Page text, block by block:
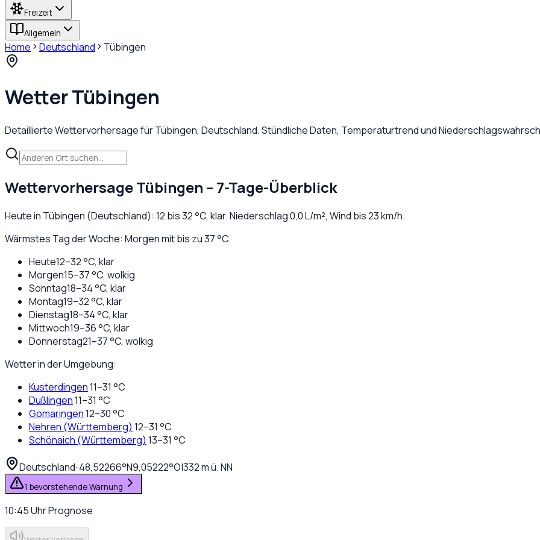
Freizeit
Allgemein
Home Deutschland Tübingen
WetterTübingen
Detaillierte Wettervorhersage fürTübingen, Deutschland. Stündliche Daten, Temperaturtrend und
WettervorhersageTübingen – 7-Tage-Überblick
Heute in Tübingen (Deutschland): 12 bis32°C, klar. Niederschlag0,0L/m², Wind bis23km/h.
Wärmstes Tag der Woche: Morgen mit bis zu 37 °C.
Heute12–32°C, klar
Morgen15–37°C, wolkig
Sonntag18–34°C, klar
Montag19–32°C, klar
Dienstag18–34°C, klar
Mittwoch19–36°C, klar
Donnerstag21–37°C, wolkig
Wetter in der Umgebung:
Kusterdingen11–31 °C
Dußlingen11–31 °C
Gomaringen12–30°C
Nehren (Württemberg) 12–31 °C
Schönaich (Württemberg) 13–31 °C
Deutschland··48,52266°N9,05222°O|332m ü. NN
1 bevorstehende Warnung
10:45UhrPrognose